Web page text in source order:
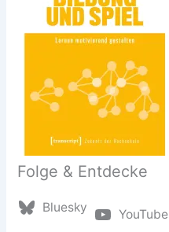
Folge & Entdecke
Bluesky YouTube